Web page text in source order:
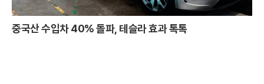
중국산 수입차 40% 돌파, 테슬라 효과 톡톡